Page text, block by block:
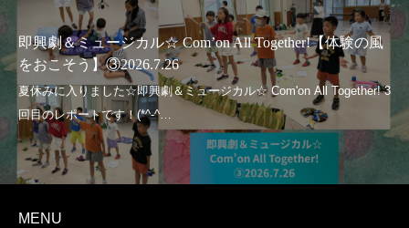
即興劇＆ミュージカル☆ Com’on All Together!【体験の風
をおこそう】③2026.7.26
MENU